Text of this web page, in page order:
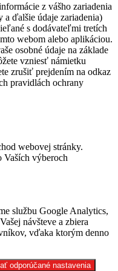
z vášho zariadenia
ďalšie údaje zariadenia)
s dodávateľmi tretích
webom alebo aplikáciou.
osobné údaje na základe
vzniesť námietku
zrušiť prejdením na odkaz
pravidlách ochrany
webovej stránky.
Vaších výberoch
službu Google Analytics,
návšteve a zbiera
vďaka ktorým denno
odporúčané nastavenia